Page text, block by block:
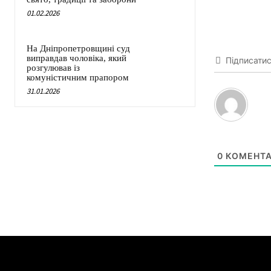
01.02.2026
На Дніпропетровщині суд
виправдав чоловіка, який
розгулював із
комуністичним прапором
31.01.2026
0